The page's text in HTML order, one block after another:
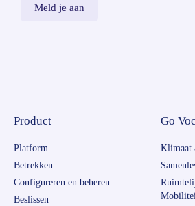
Product
Platform
Betrekken
Configureren en beheren
Beslissen
Go
Klimaat